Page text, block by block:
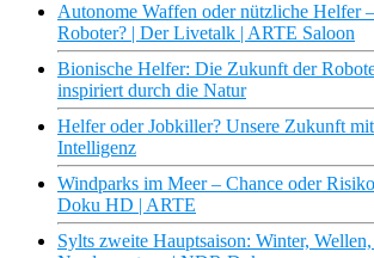
Autonome Waffen oder nützliche Helfer
Roboter? | Der Livetalk | ARTE Saloon
Bionische Helfer: Die Zukunft der
inspiriert durch die Natur
Helfer oder Jobkiller? Unsere Zukunft
Intelligenz
Windparks im Meer – Chance oder
Doku HD | ARTE
Sylts zweite Hauptsaison: Winter,